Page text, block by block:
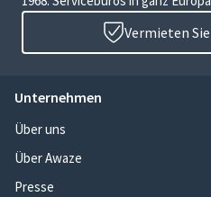
Vermieten
Unternehmen
Über uns
Über Awaze
Presse